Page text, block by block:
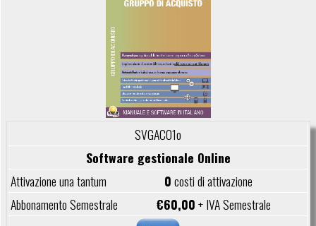
SVGAC01o
Software gestionale Online
0costi di attivazione
€60,00+ IVA Semestrale